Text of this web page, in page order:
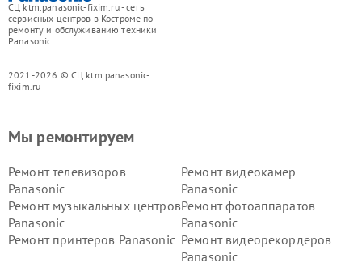
СЦ ktm.panasonic-fixim.ru - сеть
сервисных центров в Костроме по
ремонту и обслуживанию техники
Panasonic
2021-2026 © СЦ ktm.panasonic-
fixim.ru
Мы ремонтируем
Ремонт телевизоров
Panasonic
Ремонт видеокамер
Panasonic
Ремонт музыкальных центров
Panasonic
Ремонт фотоаппаратов
Panasonic
Ремонт принтеров Panasonic Ремонт видеорекордеров
Panasonic